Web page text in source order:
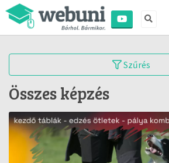
Szűrés
Összes képzés